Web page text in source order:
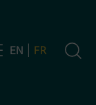
EN FR